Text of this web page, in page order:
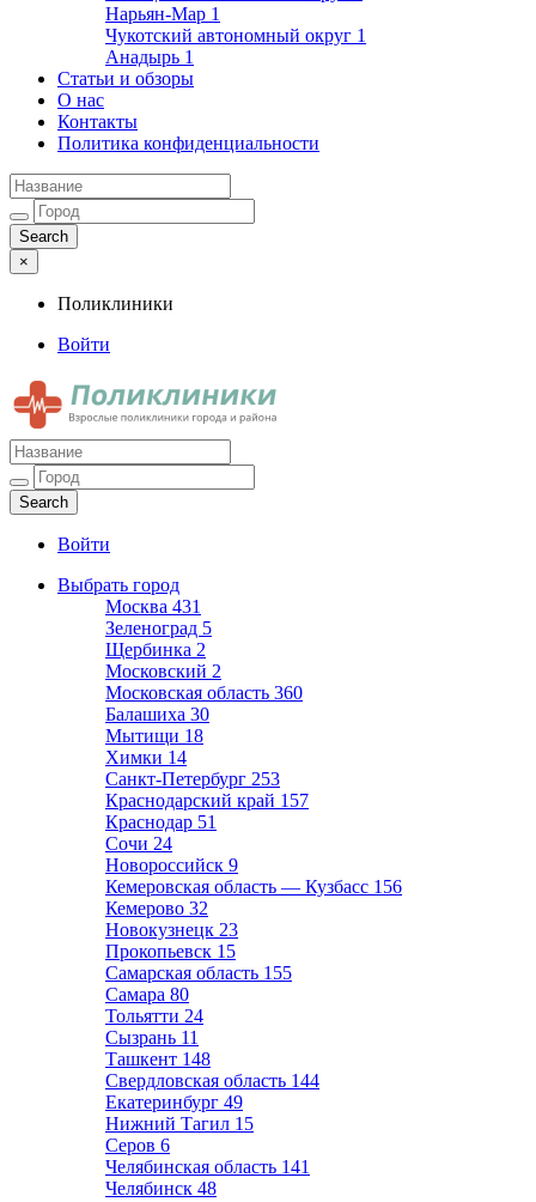
Нарьян-Мар 1
Чукотский автономный округ 1
Анадырь 1
Статьи и обзоры
О нас
Контакты
Политика конфиденциальности
×
Поликлиники
Войти
Поликлиники
Взрослые поликлиники города и района
Войти
Выбрать город
Москва 431
Зеленоград 5
Щербинка 2
Московский 2
Московская область 360
Балашиха 30
Мытищи 18
Химки 14
Санкт-Петербург 253
Краснодарский край 157
Краснодар 51
Сочи 24
Новороссийск 9
Кемеровская область — Кузбасс 156
Кемерово 32
Новокузнецк 23
Прокопьевск 15
Самарская область 155
Самара 80
Тольятти 24
Сызрань 11
Ташкент 148
Свердловская область 144
Екатеринбург 49
Нижний Тагил 15
Серов 6
Челябинская область 141
Челябинск 48